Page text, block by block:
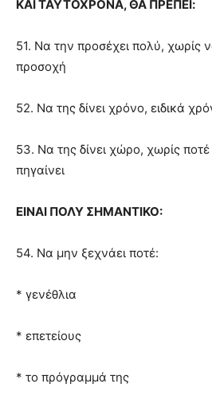
ΚΑΙ ΤΑΥΤΟΧΡΟΝΑ, ΘΑ ΠΡΕΠΕΙ:
51. Να την προσέχει πολύ, χωρίς
προσοχή
52. Να της δίνει χρόνο, ειδικά
53. Να της δίνει χώρο, χωρίς
πηγαίνει
ΕΙΝΑΙ ΠΟΛΥ ΣΗΜΑΝΤΙΚΟ:
54. Να μην ξεχνάει ποτέ:
* γενέθλια
* επετείους
* το πρόγραμμά της